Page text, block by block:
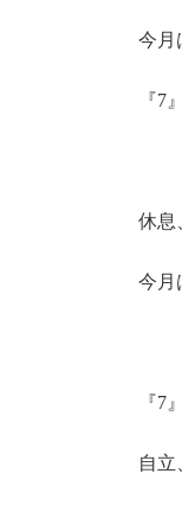
今月
『7
休息
今月
『7
自立